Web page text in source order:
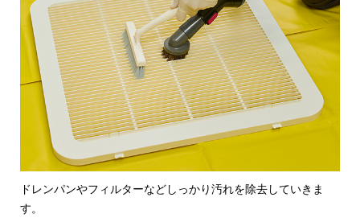
ドレンパンやフィルターなどしっかり汚れを除去していきま
す。